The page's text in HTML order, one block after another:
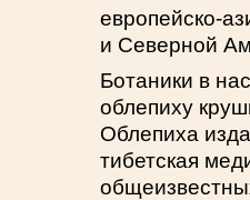
европейско-
и Северной
Ботаники в
облепиху
Облепиха
тибетская